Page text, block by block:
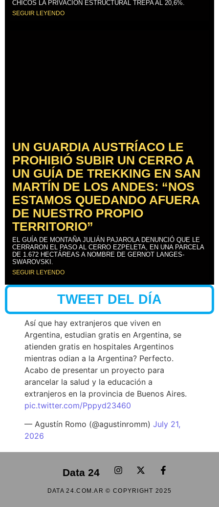
CHICOS LA PRIVACIÓN ESTRUCTURAL TREPA AL 20,6%.
SEGUIR LEYENDO
UN GUARDIA AUSTRÍACO LE
PROHIBIÓ SUBIR UN CERRO A
UN GUÍA DE TREKKING EN SAN
MARTÍN DE LOS ANDES: “NOS
ESTAMOS QUEDANDO AFUERA
DE NUESTRO PROPIO
TERRITORIO”
EL GUÍA DE MONTAÑA JULIÁN PAJAROLA DENUNCIÓ QUE LE
CERRARON EL PASO AL CERRO EZPELETA, EN UNA PARCELA
DE 1.672 HECTÁREAS A NOMBRE DE GERNOT LANGES-
SWAROVSKI.
SEGUIR LEYENDO
TWEET DEL DÍA
Así que hay extranjeros que viven en
Argentina, estudian gratis en Argentina, se
atienden gratis en hospitales Argentinos
mientras odian a la Argentina? Perfecto.
Acabo de presentar un proyecto para
arancelar la salud y la educación a
extranjeros en la provincia de Buenos Aires.
pic.twitter.com/Pppyd23460
— Agustín Romo (@agustinromm) July 21,
2026
Data 24
DATA 24.COM.AR © COPYRIGHT 2025